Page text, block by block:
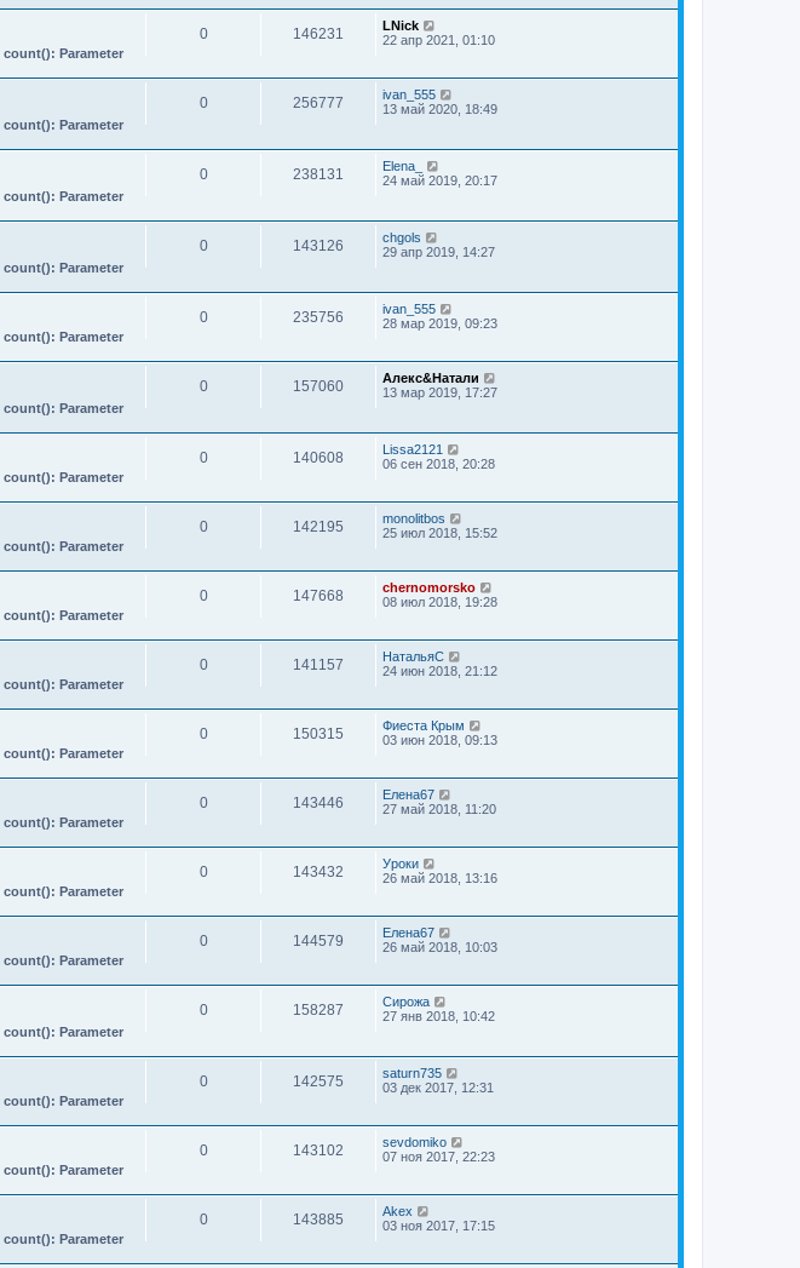
count(): Parameter
0 146231
LNick
22 апр 2021, 01:10
count(): Parameter
0 256777
ivan_555
13 май 2020, 18:49
count(): Parameter
0 238131
Elena_
24 май 2019, 20:17
count(): Parameter
0 143126
chgols
29 апр 2019, 14:27
count(): Parameter
0 235756
ivan_555
28 мар 2019, 09:23
count(): Parameter
0 157060
Алекс&Натали
13 мар 2019, 17:27
count(): Parameter
0 140608
Lissa2121
06 сен 2018, 20:28
count(): Parameter
0 142195
monolitbos
25 июл 2018, 15:52
count(): Parameter
0 147668
chernomorsko
08 июл 2018, 19:28
count(): Parameter
0 141157
НатальяС
24 июн 2018, 21:12
count(): Parameter
0 150315
Фиеста Крым
03 июн 2018, 09:13
count(): Parameter
0 143446
Елена67
27 май 2018, 11:20
count(): Parameter
0 143432
Уроки
26 май 2018, 13:16
count(): Parameter
0 144579
Елена67
26 май 2018, 10:03
count(): Parameter
0 158287
Сирожа
27 янв 2018, 10:42
count(): Parameter
0 142575
saturn735
03 дек 2017, 12:31
count(): Parameter
0 143102
sevdomiko
07 ноя 2017, 22:23
count(): Parameter
0 143885
Akex
03 ноя 2017, 17:15